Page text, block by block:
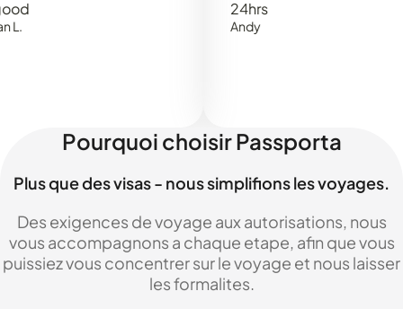
Pourquoi choisir Passporta
Plus que des visas - nous simplifions les voyages.
Des exigences de voyage aux autorisations, nous
vous accompagnons a chaque etape, afin que vous
puissiez vous concentrer sur le voyage et nous laisser
les formalites.